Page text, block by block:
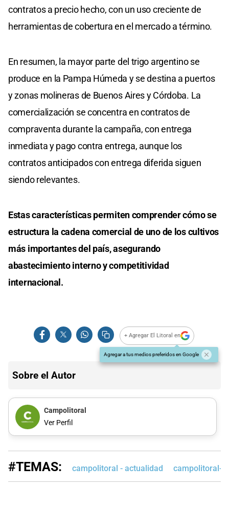
contratos a precio hecho, con un uso creciente de
herramientas de cobertura en el mercado a término.
En resumen, la mayor parte del trigo argentino se
produce en la Pampa Húmeda y se destina a puertos
y zonas molineras de Buenos Aires y Córdoba. La
comercialización se concentra en contratos de
compraventa durante la campaña, con entrega
inmediata y pago contra entrega, aunque los
contratos anticipados con entrega diferida siguen
siendo relevantes.
Estas características permiten comprender cómo se
estructura la cadena comercial de uno de los cultivos
más importantes del país, asegurando
abastecimiento interno y competitividad
internacional.
+ Agregar El Litoral en
Agregar a tus medios preferidos en Google
Sobre el Autor
Campolitoral
Ver Perfil
#TEMAS: campolitoral - actualidad campolitoral-